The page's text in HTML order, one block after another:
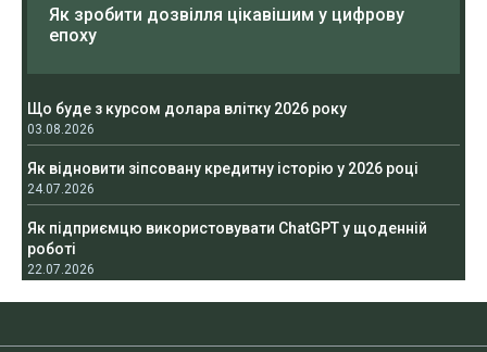
Як зробити дозвілля цікавішим у цифрову
епоху
Що буде з курсом долара влітку 2026 року
03.08.2026
Як відновити зіпсовану кредитну історію у 2026 році
24.07.2026
Як підприємцю використовувати ChatGPT у щоденній
роботі
22.07.2026